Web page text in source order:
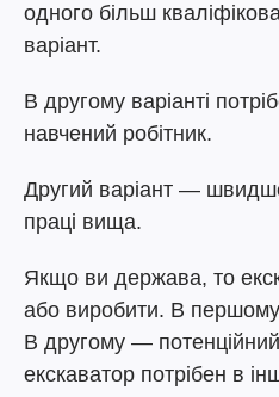
одного більш
варіант.
В другому варіанті
навчений робітник.
Другий варіант —
праці вища.
Якщо ви держава, то
або виробити. В
В другому —
екскаватор потрібен в